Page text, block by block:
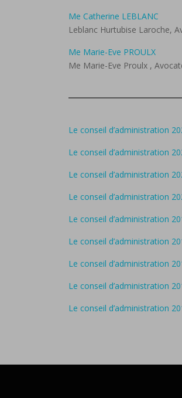
Me Catherine LEBLANC
Leblanc Hurtubise Laroche,
Me Marie-Eve PROULX
Me Marie-Eve Proulx ,
Le conseil d’administration
Le conseil d’administration
Le conseil d’administration
Le conseil d’administration
Le conseil d’administration
Le conseil d’administration
Le conseil d’administration
Le conseil d’administration
Le conseil d’administration